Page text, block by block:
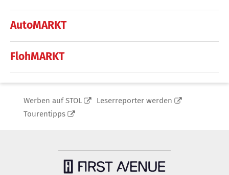
AutoMARKT
FlohMARKT
Werben auf STOL
Leserreporter werden
Tourentipps